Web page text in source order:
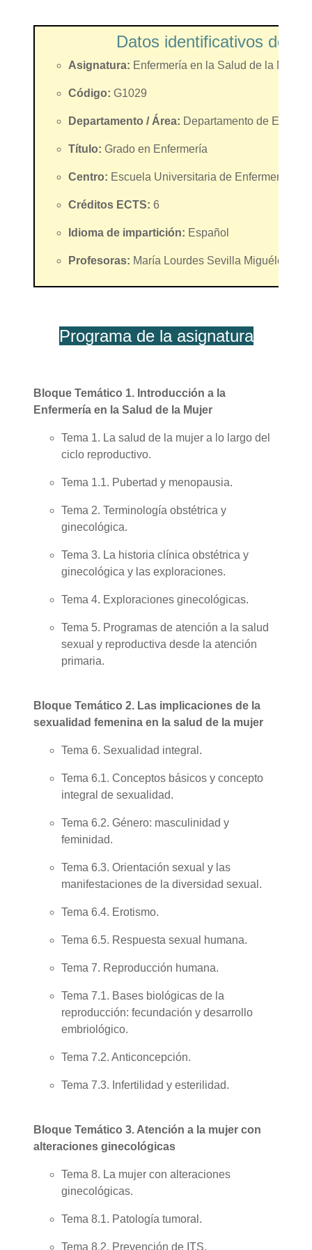
Datos identificativos de la
Asignatura: Enfermería en la Salud de la Mujer
Código: G1029
Departamento / Área: Departamento de
Título: Grado en Enfermería
Centro: Escuela Universitaria de Enfermería
Créditos ECTS: 6
Idioma de impartición: Español
Profesoras: María Lourdes Sevilla Miguélez /
Programa de la asignatura
Bloque Temático 1. Introducción a la
Enfermería en la Salud de la Mujer
Tema 1. La salud de la mujer a lo largo del
ciclo reproductivo.
Tema 1.1. Pubertad y menopausia.
Tema 2. Terminología obstétrica y
ginecológica.
Tema 3. La historia clínica obstétrica y
ginecológica y las exploraciones.
Tema 4. Exploraciones ginecológicas.
Tema 5. Programas de atención a la salud
sexual y reproductiva desde la atención
primaria.
Bloque Temático 2. Las implicaciones de la
sexualidad femenina en la salud de la mujer
Tema 6. Sexualidad integral.
Tema 6.1. Conceptos básicos y concepto
integral de sexualidad.
Tema 6.2. Género: masculinidad y
feminidad.
Tema 6.3. Orientación sexual y las
manifestaciones de la diversidad sexual.
Tema 6.4. Erotismo.
Tema 6.5. Respuesta sexual humana.
Tema 7. Reproducción humana.
Tema 7.1. Bases biológicas de la
reproducción: fecundación y desarrollo
embriológico.
Tema 7.2. Anticoncepción.
Tema 7.3. Infertilidad y esterilidad.
Bloque Temático 3. Atención a la mujer con
alteraciones ginecológicas
Tema 8. La mujer con alteraciones
ginecológicas.
Tema 8.1. Patología tumoral.
Tema 8.2. Prevención de ITS.